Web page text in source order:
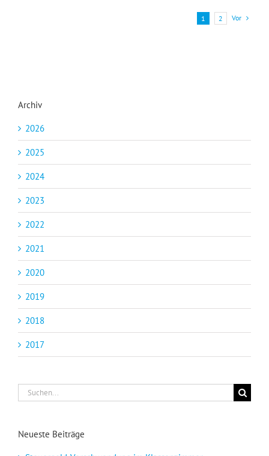
1 2 Vor
Archiv
2026
2025
2024
2023
2022
2021
2020
2019
2018
2017
Suche
nach:
Neueste Beiträge